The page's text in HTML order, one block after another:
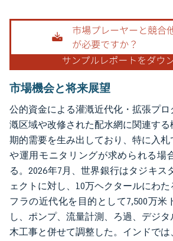
画像 © Mordor Intelligence。再利用にはCC BY 4.0
市場機会と将来展望
公的資金による灌漑近代化・拡張プ
漑区域や改修された配水網に関連す
期的需要を生み出しており、特に入
や運用モニタリングが求められる場
る。2026年7月、世界銀行はタジキス
ェクトに対し、10万ヘクタールにわ
フラの近代化を目的として7,500万米
し、ポンプ、流量計測、ろ過、デジ
木工事と併せて調整した。インドで